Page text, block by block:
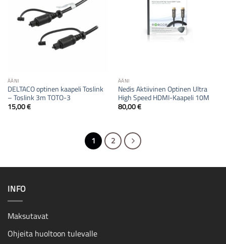
ÄÄNI
DELTACO optinen kaapeli Toslink
– Toslink 3m TOTO-3
15,00€
ÄÄNI
Nedis Aktiivinen Optinen Ultra
High Speed HDMI-Kaapeli 10M
80,00€
1 2
INFO
Maksutavat
Ohjeita huoltoon tulevalle